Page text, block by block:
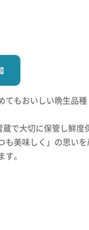
てもおいしい晩生品種
で大切に保管し鮮度
も美味しく」の思いを
す。